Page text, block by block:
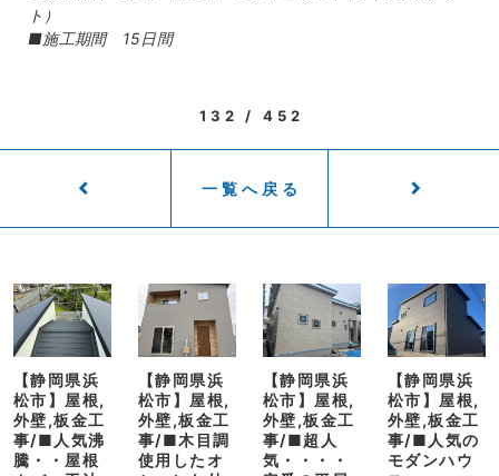
ト）
■施工期間 15日間
132 / 452
一覧へ戻る
【静岡県浜
松市】屋根,
外壁,板金工
事/■人気沸
騰・・屋根
【静岡県浜
松市】屋根,
外壁,板金工
事/■木目調
使用したオ
【静岡県浜
松市】屋根,
外壁,板金工
事/■超人
気・・・・
【静岡県浜
松市】屋根,
外壁,板金工
事/■人気の
モダンハウ